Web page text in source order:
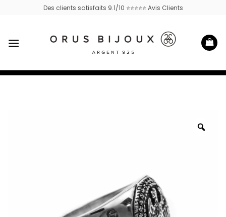
Des clients satisfaits 9.1/10 ⭐⭐⭐⭐⭐ Avis Clients